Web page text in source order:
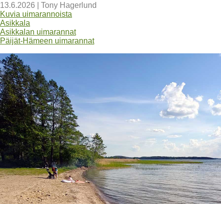
13.6.2026
Tony Hagerlund
Kuvia uimarannoista
Asikkala
Asikkalan uimarannat
Päijät-Hämeen uimarannat